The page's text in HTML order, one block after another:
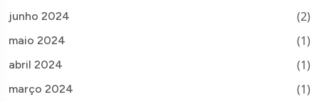
junho 2024 (2)
maio 2024 (1)
abril 2024 (1)
março 2024 (1)